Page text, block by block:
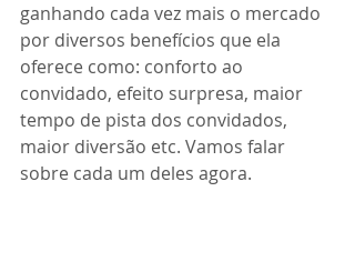
ganhando cada vez mais o mercado
por diversos benefícios que ela
oferece como: conforto ao
convidado, efeito surpresa, maior
tempo de pista dos convidados,
maior diversão etc. Vamos falar
sobre cada um deles agora.